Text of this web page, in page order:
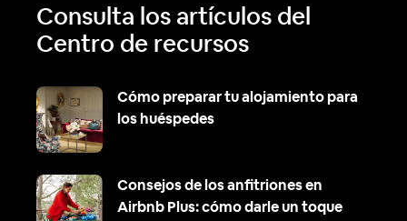
Consulta los artículos del
Centro de recursos
Cómo preparar tu alojamiento para
los huéspedes
Consejos de los anfitriones en
Airbnb Plus: cómo darle un toque